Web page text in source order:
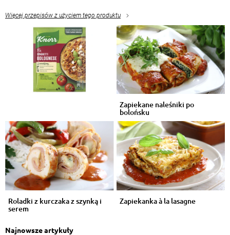
Więcej przepisów z użyciem tego produktu
Zapiekane naleśniki po
bolońsku
Roladki z kurczaka z szynką i
serem
Zapiekanka à la lasagne
Najnowsze artykuły